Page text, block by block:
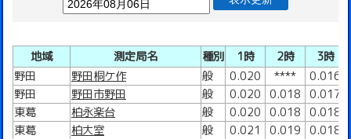
地域 測定局名 種別 1時 2時
3時
野田
野田桐ケ作 般 0.020 **** 0.016
野田
野田市野田 般 0.020 0.018 0.017
東葛
柏永楽台 般 0.020 0.018 0.018
東葛
柏大室 般 0.021 0.019 0.018